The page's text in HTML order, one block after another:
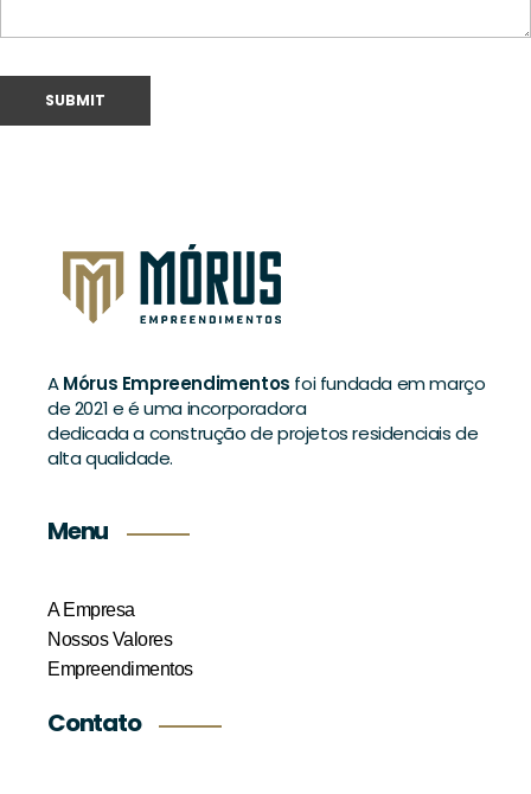
AMórus Empreendimentos foi fundada em março
de 2021 e é uma incorporadora
dedicada a construção de projetos residenciais de
alta qualidade.
Menu
A Empresa
Nossos Valores
Empreendimentos
Contato